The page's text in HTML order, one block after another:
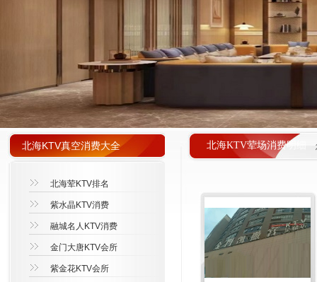
北海KTV荤场消费明细
北海KTV真空消费大全
北海荤KTV排名
紫水晶KTV消费
融城名人KTV消费
金门大唐KTV会所
紫金花KTV会所